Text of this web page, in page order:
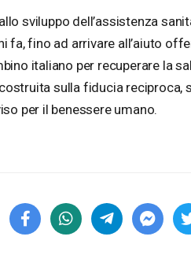
sviluppo dell’assistenza
fa, fino ad arrivare all’aiuto
italiano per recuperare la
sulla fiducia reciproca,
per il benessere umano.